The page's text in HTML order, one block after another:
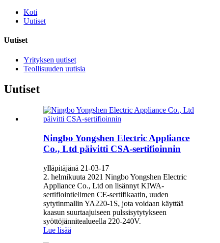
Koti
Uutiset
Uutiset
Yrityksen uutiset
Teollisuuden uutisia
Uutiset
Ningbo Yongshen Electric Appliance
Co., Ltd päivitti CSA-sertifioinnin
ylläpitäjänä 21-03-17
2. helmikuuta 2021 Ningbo Yongshen Electric
Appliance Co., Ltd on lisännyt KIWA-
sertifiointielimen CE-sertifikaatin, uuden
sytytinmallin YA220-1S, jota voidaan käyttää
kaasun suurtaajuiseen pulssisytytykseen
syöttöjännitealueella 220-240V.
Lue lisää